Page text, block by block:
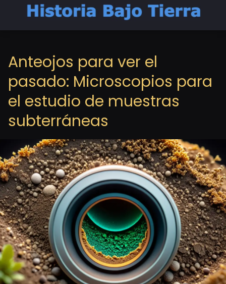
Anteojos para ver el
pasado: Microscopios para
el estudio de muestras
subterráneas